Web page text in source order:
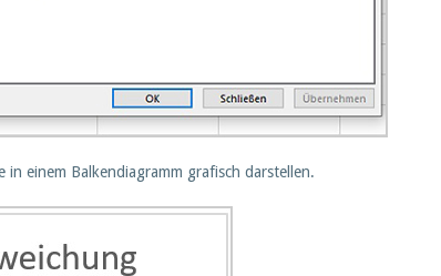
in einem Balkendiagramm grafisch darstellen.